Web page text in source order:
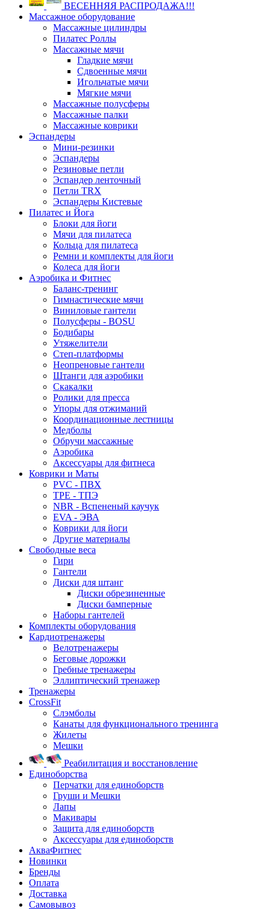
ВЕСЕННЯЯ РАСПРОДАЖА!!!
Массажное оборудование
Массажные цилиндры
Пилатес Роллы
Массажные мячи
Гладкие мячи
Сдвоенные мячи
Игольчатые мячи
Мягкие мячи
Массажные полусферы
Массажные палки
Массажные коврики
Эспандеры
Мини-резинки
Эспандеры
Резиновые петли
Эспандер ленточный
Петли TRX
Эспандеры Кистевые
Пилатес и Йога
Блоки для йоги
Мячи для пилатеса
Кольца для пилатеса
Ремни и комплекты для йоги
Колеса для йоги
Аэробика и Фитнес
Баланс-тренинг
Гимнастические мячи
Виниловые гантели
Полусферы - BOSU
Бодибары
Утяжелители
Степ-платформы
Неопреновые гантели
Штанги для аэробики
Скакалки
Ролики для пресса
Упоры для отжиманий
Координационные лестницы
Медболы
Обручи массажные
Аэробика
Аксессуары для фитнеса
Коврики и Маты
PVC - ПВХ
TPE - ТПЭ
NBR - Вспененый каучук
EVA - ЭВА
Коврики для йоги
Другие материалы
Свободные веса
Гири
Гантели
Диски для штанг
Диски обрезиненные
Диски бамперные
Наборы гантелей
Комплекты оборудования
Кардиотренажеры
Велотренажеры
Беговые дорожки
Гребные тренажеры
Эллиптический тренажер
Тренажеры
CrossFit
Слэмболы
Канаты для функционального тренинга
Жилеты
Мешки
Реабилитация и восстановление
Единоборства
Перчатки для единоборств
Груши и Мешки
Лапы
Макивары
Защита для единоборств
Аксессуары для единоборств
АкваФитнес
Новинки
Бренды
Оплата
Доставка
Самовывоз